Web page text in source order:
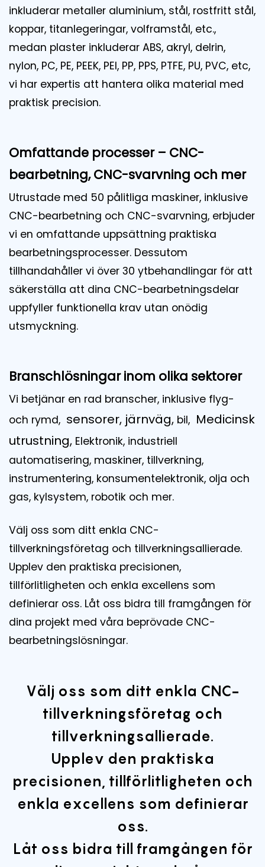
inkluderar metaller aluminium, stål, rostfritt stål,
koppar, titanlegeringar, volframstål, etc.,
medan plaster inkluderar ABS, akryl, delrin,
nylon, PC, PE, PEEK, PEI, PP, PPS, PTFE, PU, PVC, etc,
vi har expertis att hantera olika material med
praktisk precision.
Omfattande processer – CNC-
bearbetning, CNC-svarvning och mer
Utrustade med 50 pålitliga maskiner, inklusive
CNC-bearbetning och CNC-svarvning, erbjuder
vi en omfattande uppsättning praktiska
bearbetningsprocesser. Dessutom
tillhandahåller vi över 30 ytbehandlingar för att
säkerställa att dina CNC-bearbetningsdelar
uppfyller funktionella krav utan onödig
utsmyckning.
Branschlösningar inom olika sektorer
Vi betjänar en rad branscher, inklusive flyg-
och rymd, sensorer, järnväg, bil, Medicinsk
utrustning, Elektronik, industriell
automatisering, maskiner, tillverkning,
instrumentering, konsumentelektronik, olja och
gas, kylsystem, robotik och mer.
Välj oss som ditt enkla CNC-
tillverkningsföretag och tillverkningsallierade.
Upplev den praktiska precisionen,
tillförlitligheten och enkla excellens som
definierar oss. Låt oss bidra till framgången för
dina projekt med våra beprövade CNC-
bearbetningslösningar.
Välj oss som ditt enkla CNC-
tillverkningsföretag och
tillverkningsallierade.
Upplev den praktiska
precisionen, tillförlitligheten och
enkla excellens som definierar
oss.
Låt oss bidra till framgången för